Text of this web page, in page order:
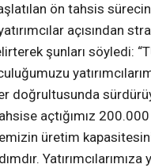
ön tahsis
açısından
şunları söyledi:
doğrultusunda
açtığımız
üretim
Yatırımcılarımıza